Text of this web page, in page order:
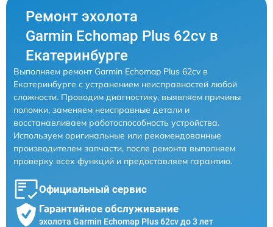
Ремонт эхолота
Garmin Echomap Plus 62cv в
Екатеринбурге
Выполняем ремонт Garmin Echomap Plus 62cv в
Екатеринбурге с устранением неисправностей любой
сложности. Проводим диагностику, выявляем причины
поломки, заменяем неисправные детали и
восстанавливаем работоспособность устройства.
Используем оригинальные или рекомендованные
производителем запчасти, после ремонта выполняем
проверку всех функций и предоставляем гарантию.
Официальный сервис
Гарантийное обслуживание
эхолота Garmin Echomap Plus 62cv до 3 лет